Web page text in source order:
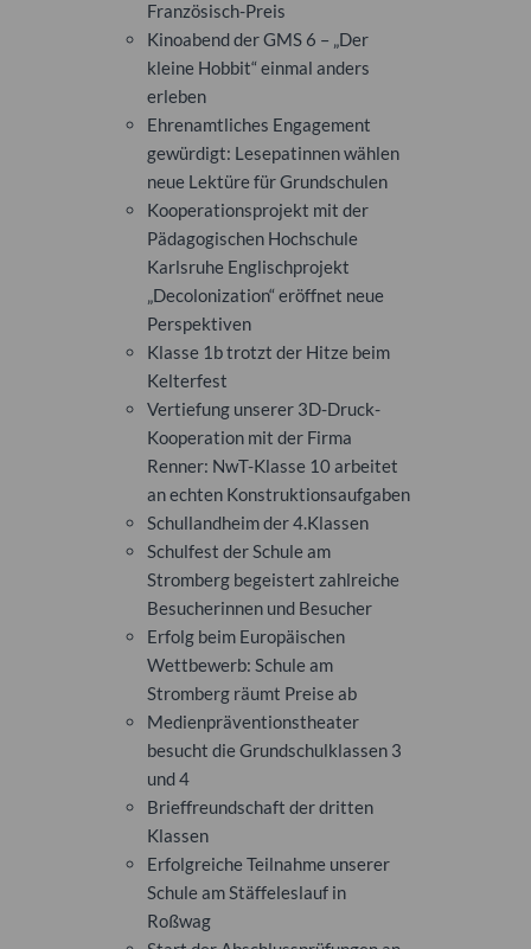
Französisch-Preis
Kinoabend der GMS 6 – „Der
kleine Hobbit“ einmal anders
erleben
Ehrenamtliches Engagement
gewürdigt: Lesepatinnen wählen
neue Lektüre für Grundschulen
Kooperationsprojekt mit der
Pädagogischen Hochschule
Karlsruhe Englischprojekt
„Decolonization“ eröffnet neue
Perspektiven
Klasse 1b trotzt der Hitze beim
Kelterfest
Vertiefung unserer 3D-Druck-
Kooperation mit der Firma
Renner: NwT-Klasse 10 arbeitet
an echten Konstruktionsaufgaben
Schullandheim der 4.Klassen
Schulfest der Schule am
Stromberg begeistert zahlreiche
Besucherinnen und Besucher
Erfolg beim Europäischen
Wettbewerb: Schule am
Stromberg räumt Preise ab
Medienpräventionstheater
besucht die Grundschulklassen 3
und 4
Brieffreundschaft der dritten
Klassen
Erfolgreiche Teilnahme unserer
Schule am Stäffeleslauf in
Roßwag